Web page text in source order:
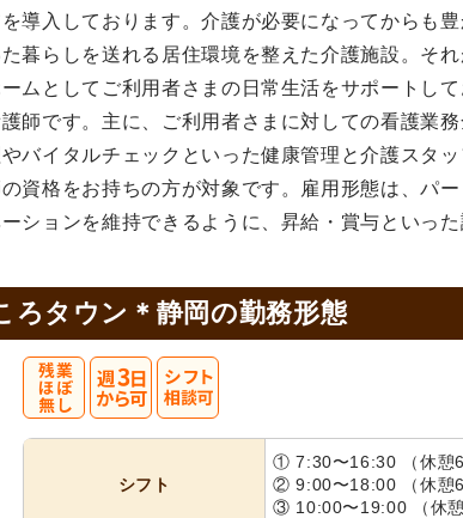
導入しております。介護が必要になってからも
暮らしを送れる居住環境を整えた介護施設。そ
ムとしてご利用者さまの日常生活をサポートし
師です。主に、ご利用者さまに対しての看護業
バイタルチェックといった健康管理と介護スタ
資格をお持ちの方が対象です。雇用形態は、パ
ションを維持できるように、昇給・賞与といった
ろタウン＊静岡の勤務形態
シフト
① 7:30〜16:30 （休憩
② 9:00〜18:00 （休憩
③ 10:00〜19:00 （休憩